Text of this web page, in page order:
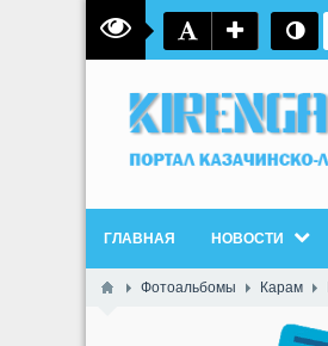
ГЛАВНАЯ НОВОСТИ
Фотоальбомы Карам